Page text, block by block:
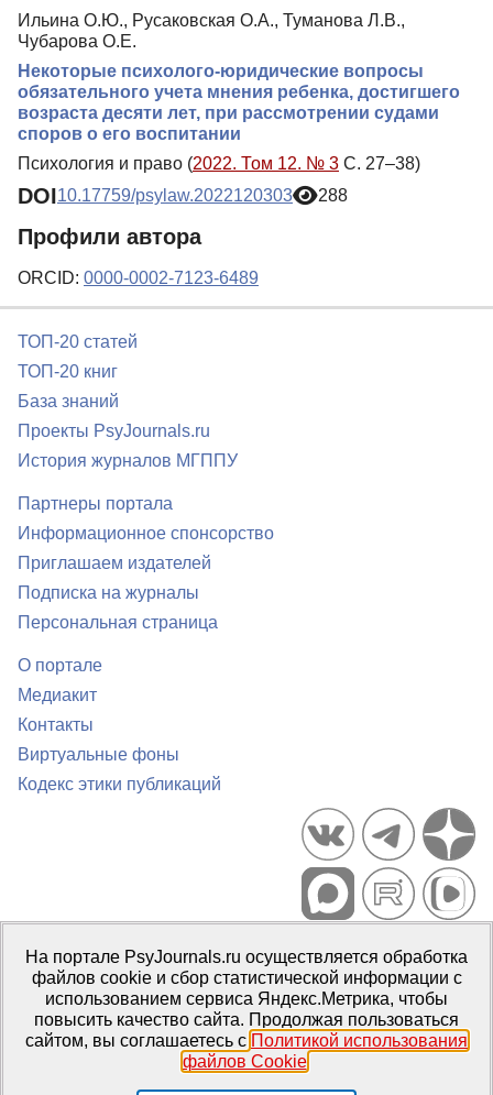
Ильина О.Ю., Русаковская О.А., Туманова Л.В.,
Чубарова О.Е.
Некоторые психолого-юридические вопросы
обязательного учета мнения ребенка, достигшего
возраста десяти лет, при рассмотрении судами
споров о его воспитании
Психология и право (2022. Том 12. № 3 С. 27–38)
DOI10.17759/psylaw.2022120303 288
Профили автора
ORCID: 0000-0002-7123-6489
ТОП-20 статей
ТОП-20 книг
База знаний
Проекты PsyJournals.ru
История журналов МГППУ
Партнеры портала
Информационное спонсорство
Приглашаем издателей
Подписка на журналы
Персональная страница
О портале
Медиакит
Контакты
Виртуальные фоны
Кодекс этики публикаций
Портал психологических изданий PsyJournals.ru, 2007–2026
Правила использования материалов
Свидетельство регистрации СМИЭл № ФС77-66447 от 14 июля
2016 г.
Издатель: ФГБОУ ВО МГППУ
На портале PsyJournals.ru осуществляется обработка
файлов cookie и сбор статистической информации с
использованием сервиса Яндекс.Метрика, чтобы
повысить качество сайта. Продолжая пользоваться
сайтом, вы соглашаетесь с Политикой использования
файлов Cookie.